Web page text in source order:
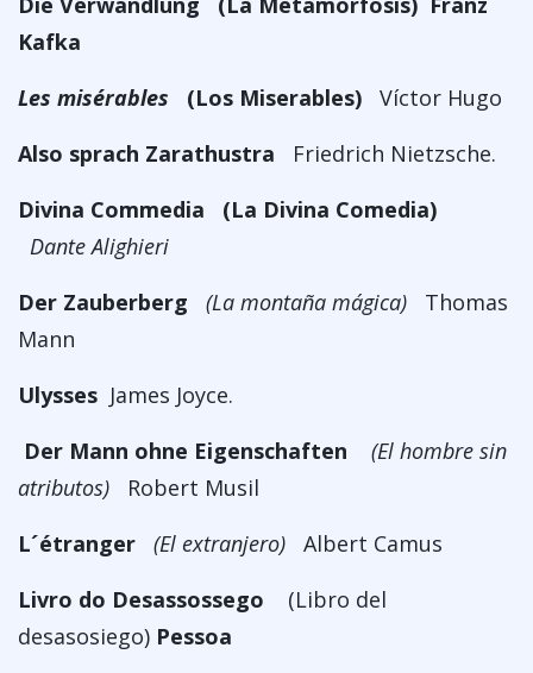
Kafka
Les misérables (Los Miserables)
Víctor Hugo
Also sprach Zarathustra
Friedrich Nietzsche.
Divina Commedia (La Divina Comedia)
Dante Alighieri
Der Zauberberg (La montaña mágica)
Thomas
Mann
Ulysses James Joyce.
Der Mann ohne Eigenschaften (El hombre sin
atributos)
Robert Musil
L´étranger (El extranjero)
Albert Camus
Livro do Desassossego (Libro del
desasosiego) Pessoa